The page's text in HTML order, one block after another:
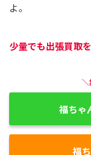
よ。
少量でも出張買取
＼
福ちゃ
福